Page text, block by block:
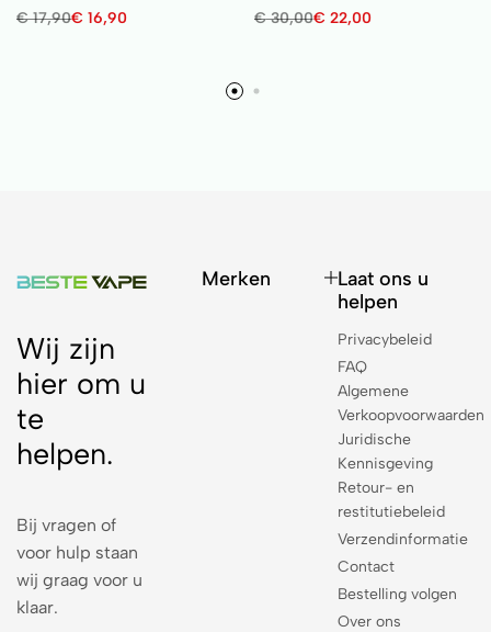
€17,90€ 16,90 €30,00€ 22,00
Wij zijn
hier om u
te
helpen.
Bij vragen of
voor hulp staan
wij graag voor u
klaar.
Merken
Laat ons u
helpen
Privacybeleid
FAQ
Algemene
Verkoopvoorwaarden
Juridische
Kennisgeving
Retour- en
restitutiebeleid
Verzendinformatie
Contact
Bestelling volgen
Over ons